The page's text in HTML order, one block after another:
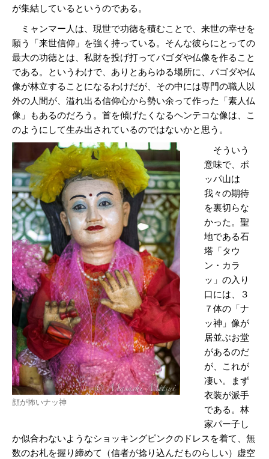
が集結しているというのである。
ミャンマー人は、現世で功徳を積むことで、来世の幸せを
願う「来世信仰」を強く持っている。そんな彼らにとっての
最大の功徳とは、私財を投げ打ってパゴダや仏像を作ること
である。というわけで、ありとあらゆる場所に、パゴダや仏
像が林立することになるわけだが、その中には専門の職人以
外の人間が、溢れ出る信仰心から勢い余って作った「素人仏
像」もあるのだろう。首を傾げたくなるヘンテコな像は、こ
のようにして生み出されているのではないかと思う。
顔が怖いナッ神
そういう
意味で、ポ
ッパ山は
我々の期待
を裏切らな
かった。聖
地である石
塔「タウ
ン・カラ
ッ」の入り
口には、３
７体の「ナ
ッ神」像が
居並ぶお堂
があるのだ
が、これが
凄い。まず
衣装が派手
である。林
家パー子し
か似合わないようなショッキングピンクのドレスを着て、無
数のお札を握り締めて（信者が捻り込んだものらしい）虚空